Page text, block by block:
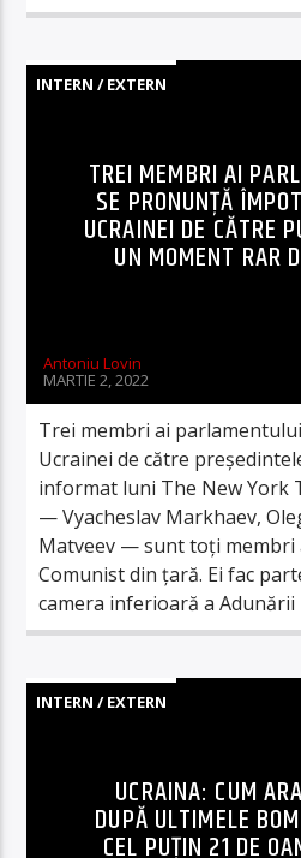
INTERN / EXTERN
TREI MEMBRI AI
SE PRONUNȚĂ
UCRAINEI DE CĂTRE
UN MOMENT RAR
Antoniu Lovin
MARTIE 2, 2022
Trei membri ai
Ucrainei de către
informat luni The New York
— Vyacheslav Markhaev,
Matveev — sunt toți membri
Comunist din țară. Ei fac
camera inferioară a
INTERN / EXTERN
UCRAINA: CUM
DUPĂ ULTIMELE
CEL PUȚIN 21 DE